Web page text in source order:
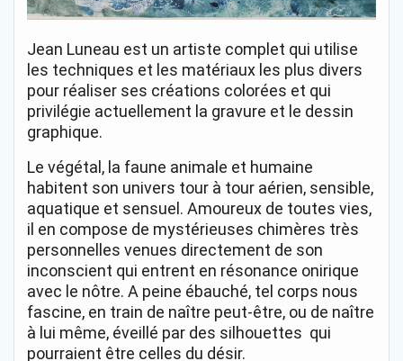
Jean Luneau est un artiste complet qui utilise
les techniques et les matériaux les plus divers
pour réaliser ses créations colorées et qui
privilégie actuellement la gravure et le dessin
graphique.
Le végétal, la faune animale et humaine
habitent son univers tour à tour aérien, sensible,
aquatique et sensuel. Amoureux de toutes vies,
il en compose de mystérieuses chimères très
personnelles venues directement de son
inconscient qui entrent en résonance onirique
avec le nôtre. A peine ébauché, tel corps nous
fascine, en train de naître peut-être, ou de naître
à lui même, éveillé par des silhouettes qui
pourraient être celles du désir.